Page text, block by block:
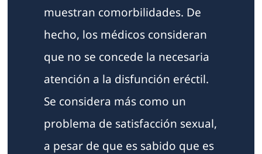
muestran comorbilidades. De
hecho, los médicos consideran
que no se concede la necesaria
atención a la disfunción eréctil.
Se considera más como un
problema de satisfacción sexual,
a pesar de que es sabido que es